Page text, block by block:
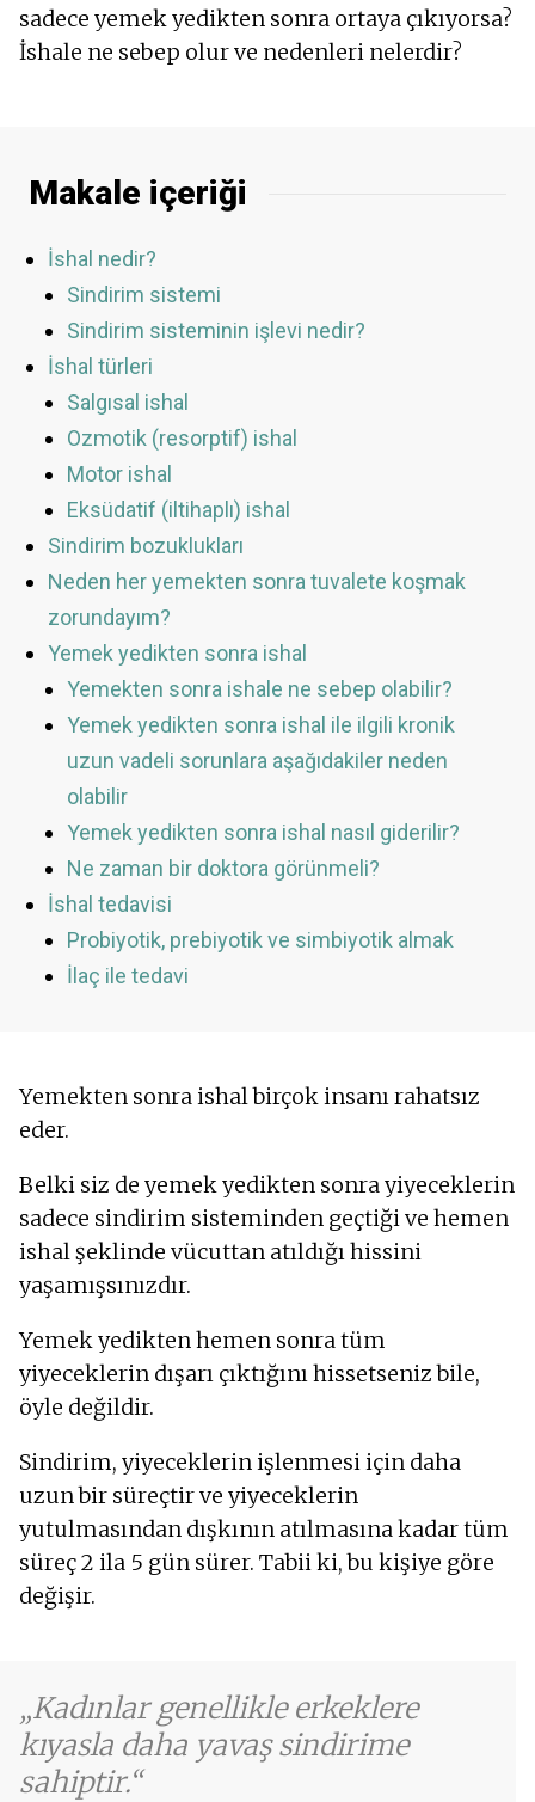
sadece yemek yedikten sonra ortaya çıkıyorsa?
İshale ne sebep olur ve nedenleri nelerdir?
Makale içeriği
İshal nedir?
Sindirim sistemi
Sindirim sisteminin işlevi nedir?
İshal türleri
Salgısal ishal
Ozmotik (resorptif) ishal
Motor ishal
Eksüdatif (iltihaplı) ishal
Sindirim bozuklukları
Neden her yemekten sonra tuvalete koşmak
zorundayım?
Yemek yedikten sonra ishal
Yemekten sonra ishale ne sebep olabilir?
Yemek yedikten sonra ishal ile ilgili kronik
uzun vadeli sorunlara aşağıdakiler neden
olabilir
Yemek yedikten sonra ishal nasıl giderilir?
Ne zaman bir doktora görünmeli?
İshal tedavisi
Probiyotik, prebiyotik ve simbiyotik almak
İlaç ile tedavi
Yemekten sonra ishal birçok insanı rahatsız
eder.
Belki siz de yemek yedikten sonra yiyeceklerin
sadece sindirim sisteminden geçtiği ve hemen
ishal şeklinde vücuttan atıldığı hissini
yaşamışsınızdır.
Yemek yedikten hemen sonra tüm
yiyeceklerin dışarı çıktığını hissetseniz bile,
öyle değildir.
Sindirim, yiyeceklerin işlenmesi için daha
uzun bir süreçtir ve yiyeceklerin
yutulmasından dışkının atılmasına kadar tüm
süreç 2 ila 5 gün sürer. Tabii ki, bu kişiye göre
değişir.
Kadınlar genellikle erkeklere
kıyasla daha yavaş sindirime
sahiptir.